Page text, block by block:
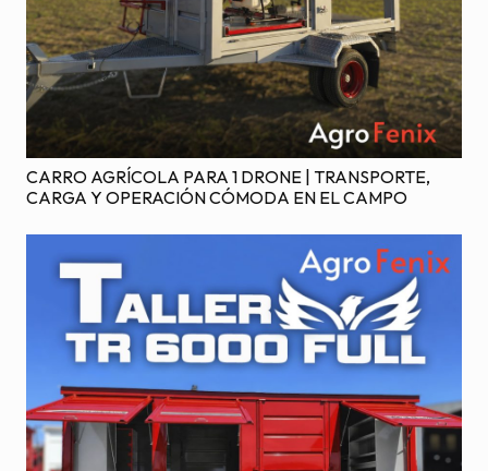
CARRO AGRÍCOLA PARA 1 DRONE | TRANSPORTE,
CARGA Y OPERACIÓN CÓMODA EN EL CAMPO